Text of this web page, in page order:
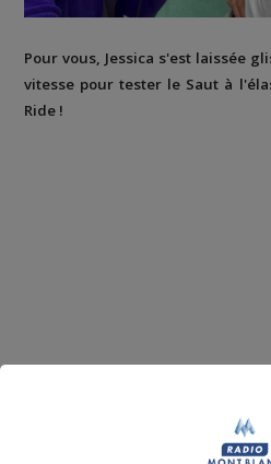
Pour vous, Jessica s'est laissée
vitesse pour tester le Saut à
Ride !